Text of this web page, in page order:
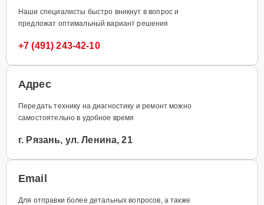
Наши специалисты быстро вникнут в вопрос и
предложат оптимальный вариант решения
+7 (491) 243-42-10
Адрес
Передать технику на диагностику и ремонт можно
самостоятельно в удобное время
г. Рязань, ул. Ленина, 21
Email
Для отправки более детальных вопросов, а также